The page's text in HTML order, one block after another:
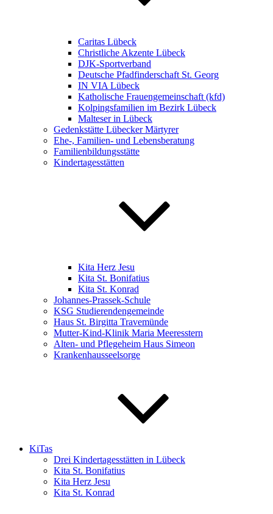
Caritas Lübeck
Christliche Akzente Lübeck
DJK-Sportverband
Deutsche Pfadfinderschaft St. Georg
IN VIA Lübeck
Katholische Frauengemeinschaft (kfd)
Kolpingsfamilien im Bezirk Lübeck
Malteser in Lübeck
Gedenkstätte Lübecker Märtyrer
Ehe-, Familien- und Lebensberatung
Familienbildungsstätte
Kindertagesstätten
Kita Herz Jesu
Kita St. Bonifatius
Kita St. Konrad
Johannes-Prassek-Schule
KSG Studierendengemeinde
Haus St. Birgitta Travemünde
Mutter-Kind-Klinik Maria Meeresstern
Alten- und Pflegeheim Haus Simeon
Krankenhausseelsorge
KiTas
Drei Kindertagesstätten in Lübeck
Kita St. Bonifatius
Kita Herz Jesu
Kita St. Konrad